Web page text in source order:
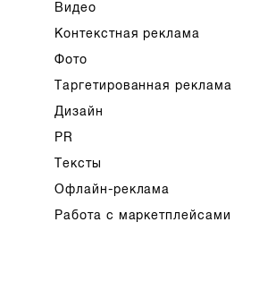
Видео
Контекстная реклама
Фото
Таргетированная реклама
Дизайн
PR
Тексты
Офлайн-реклама
Работа с маркетплейсами